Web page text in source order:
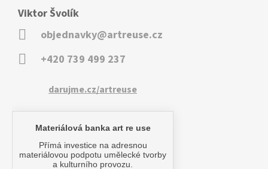
Viktor Švolík
objednavky@artreuse.cz
+420 739 499 237
darujme.cz/artreuse